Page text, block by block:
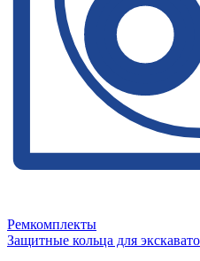
Ремкомплекты
Защитные кольца для